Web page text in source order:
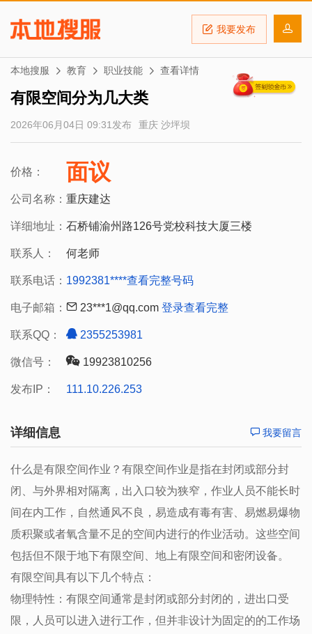
我要发布
本地搜服 教育 职业技能 查看详情
有限空间分为几大类
2026年06月04日 09:31发布 重庆 沙坪坝
价格： 面议
公司名称： 重庆建达
详细地址： 石桥铺渝州路126号党校科技大厦三楼
联系人： 何老师
联系电话： 1992381****查看完整号码
电子邮箱： 23***1@qq.com 登录查看完整
联系QQ： 2355253981
微信号： 19923810256
发布IP： 111.10.226.253
详细信息 我要留言
什么是有限空间作业？有限空间作业是指在封闭或部分封
闭、与外界相对隔离，出入口较为狭窄，作业人员不能长时
间在内工作，自然通风不良，易造成有毒有害、易燃易爆物
质积聚或者氧含量不足的空间内进行的作业活动。这些空间
包括但不限于地下有限空间、地上有限空间和密闭设备。
有限空间具有以下几个特点：
物理特性：有限空间通常是封闭或部分封闭的，进出口受
限，人员可以进入进行工作，但并非设计为固定的的工作场